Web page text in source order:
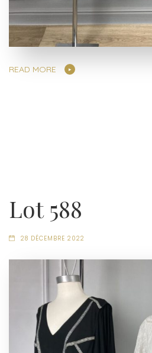
READ MORE
Lot 588
28 DÉCEMBRE 2022